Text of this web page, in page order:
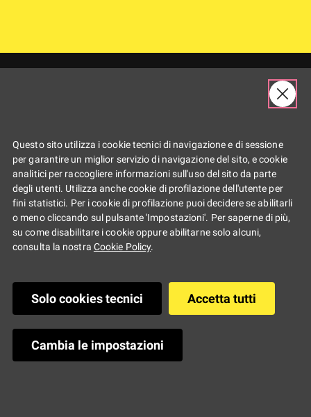
Forlì/Cesena
Forlì/Cesena
7 Settembre 2021
Forlì/Cesena
Questo sito utilizza i cookie tecnici di navigazione e di sessione
per garantire un miglior servizio di navigazione del sito, e cookie
analitici per raccogliere informazioni sull'uso del sito da parte
degli utenti. Utilizza anche cookie di profilazione dell'utente per
fini statistici. Per i cookie di profilazione puoi decidere se abilitarli
o meno cliccando sul pulsante 'Impostazioni'. Per saperne di più,
su come disabilitare i cookie oppure abilitarne solo alcuni,
consulta la nostra Cookie Policy.
Solo cookies tecnici Accetta tutti
Cambia le impostazioni